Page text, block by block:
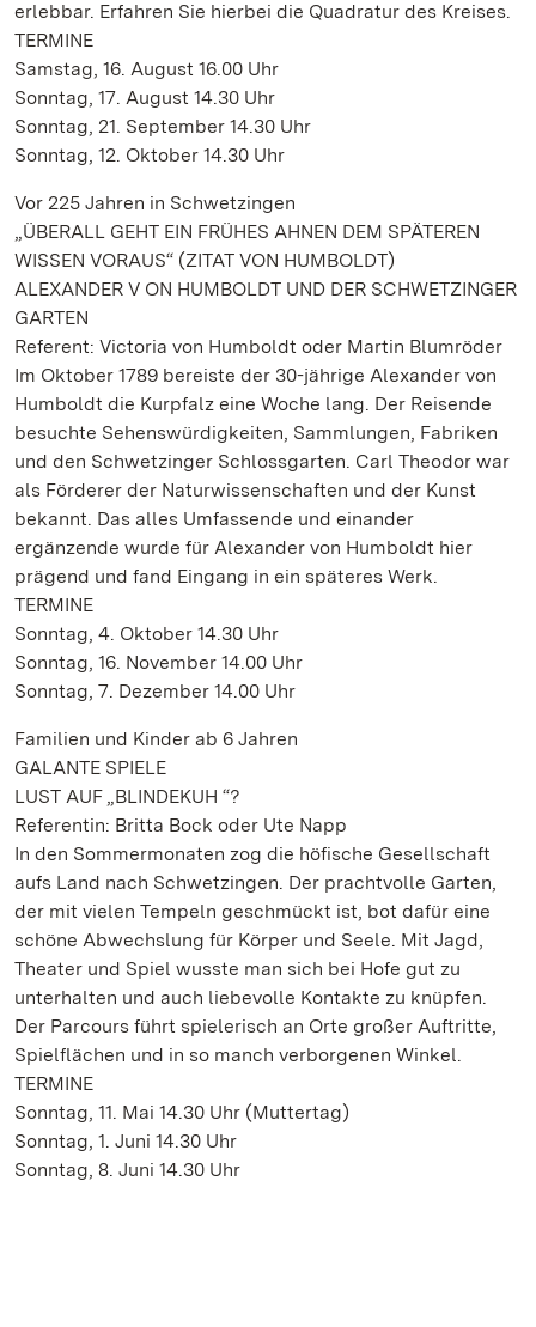
erlebbar. Erfahren Sie hierbei die Quadratur des Kreises.
TERMINE
Samstag, 16. August 16.00 Uhr
Sonntag, 17. August 14.30 Uhr
Sonntag, 21. September 14.30 Uhr
Sonntag, 12. Oktober 14.30 Uhr
Vor 225 Jahren in Schwetzingen
„ÜBERALL GEHT EIN FRÜHES AHNEN DEM SPÄTEREN
WISSEN VORAUS“ (ZITAT VON HUMBOLDT)
ALEXANDER V ON HUMBOLDT UND DER SCHWETZINGER
GARTEN
Referent: Victoria von Humboldt oder Martin Blumröder
Im Oktober 1789 bereiste der 30-jährige Alexander von
Humboldt die Kurpfalz eine Woche lang. Der Reisende
besuchte Sehenswürdigkeiten, Sammlungen, Fabriken
und den Schwetzinger Schlossgarten. Carl Theodor war
als Förderer der Naturwissenschaften und der Kunst
bekannt. Das alles Umfassende und einander
ergänzende wurde für Alexander von Humboldt hier
prägend und fand Eingang in ein späteres Werk.
TERMINE
Sonntag, 4. Oktober 14.30 Uhr
Sonntag, 16. November 14.00 Uhr
Sonntag, 7. Dezember 14.00 Uhr
Familien und Kinder ab 6 Jahren
GALANTE SPIELE
LUST AUF „BLINDEKUH “?
Referentin: Britta Bock oder Ute Napp
In den Sommermonaten zog die höfische Gesellschaft
aufs Land nach Schwetzingen. Der prachtvolle Garten,
der mit vielen Tempeln geschmückt ist, bot dafür eine
schöne Abwechslung für Körper und Seele. Mit Jagd,
Theater und Spiel wusste man sich bei Hofe gut zu
unterhalten und auch liebevolle Kontakte zu knüpfen.
Der Parcours führt spielerisch an Orte großer Auftritte,
Spielflächen und in so manch verborgenen Winkel.
TERMINE
Sonntag, 11. Mai 14.30 Uhr (Muttertag)
Sonntag, 1. Juni 14.30 Uhr
Sonntag, 8. Juni 14.30 Uhr